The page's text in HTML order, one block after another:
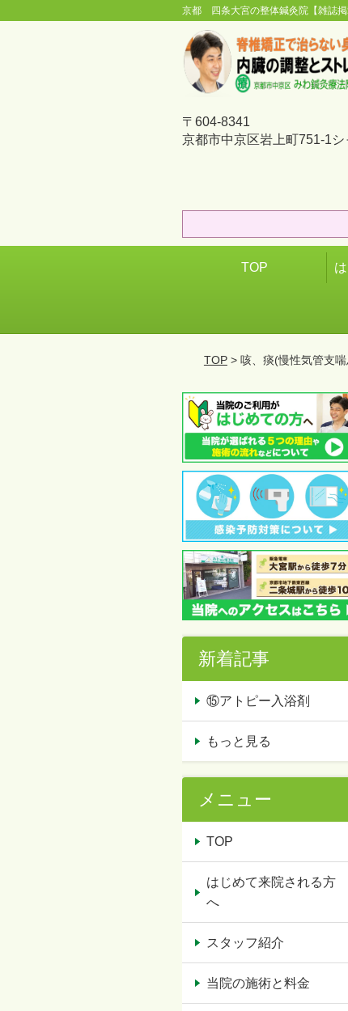
京都 四条大宮の整体鍼灸院【雑誌
〒604-8341
京都市中京区岩上町751-1
TOP
TOP> 咳、痰(慢性気管支
新着記事
⑮アトピー入浴剤
もっと見る
メニュー
TOP
はじめて来院される方
へ
スタッフ紹介
当院の施術と料金